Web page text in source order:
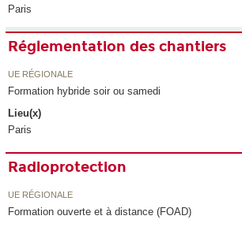
Paris
Réglementation des chantiers
UE RÉGIONALE
Formation hybride soir ou samedi
Lieu(x)
Paris
Radioprotection
UE RÉGIONALE
Formation ouverte et à distance (FOAD)